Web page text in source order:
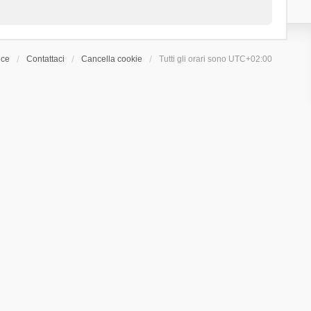
Contattaci Cancella cookie Tutti gli orari sono UTC+02:00